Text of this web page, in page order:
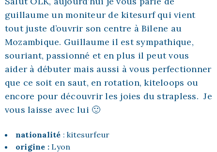
guillaume un moniteur de kitesurf qui vient
tout juste d’ouvrir son centre à Bilene au
Mozambique. Guillaume il est sympathique,
souriant, passionné et en plus il peut vous
aider à débuter mais aussi à vous perfectionner
que ce soit en saut, en rotation, kiteloops ou
encore pour découvrir les joies du strapless. Je
vous laisse avec lui 🙂
nationalité : kitesurfeur
origine : Lyon